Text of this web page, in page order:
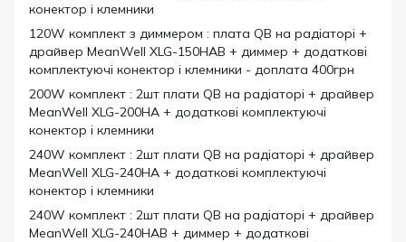
конектор і клемники
120W комплект з диммером : плата QB на радіаторі +
драйвер MeanWell XLG-150HAB + диммер + додаткові
комплектуючі конектор і клемники - доплата 400грн
200W комплект : 2шт плати QB на радіаторі + драйвер
MeanWell XLG-200HA + додаткові комплектуючі
конектор і клемники
240W комплект : 2шт плати QB на радіаторі + драйвер
MeanWell XLG-240HA + додаткові комплектуючі
конектор і клемники
240W комплект : 2шт плати QB на радіаторі + драйвер
MeanWell XLG-240HAB + диммер + додаткові